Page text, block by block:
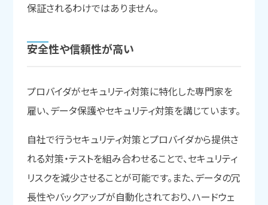
保証されるわけではありません。
安全性や信頼性が高い
プロバイダがセキュリティ対策に特化した専門家を
雇い、データ保護やセキュリティ対策を講じています。
自社で行うセキュリティ対策とプロバイダから提供さ
れる対策・テストを組み合わせることで、セキュリティ
リスクを減少させることが可能です。また、データの冗
長性やバックアップが自動化されており、ハードウェ